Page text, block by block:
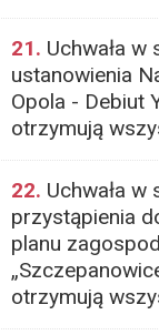
21. Uchwała w
ustanowienia
Opola - Debiut
otrzymują
22. Uchwała w
przystąpienia
planu
otrzymują